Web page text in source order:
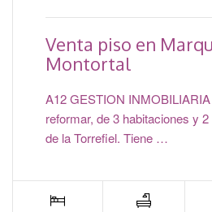
Venta piso en
Montortal
A12 GESTION
reformar, de 3 habitaciones y
de la Torrefiel. Tiene …